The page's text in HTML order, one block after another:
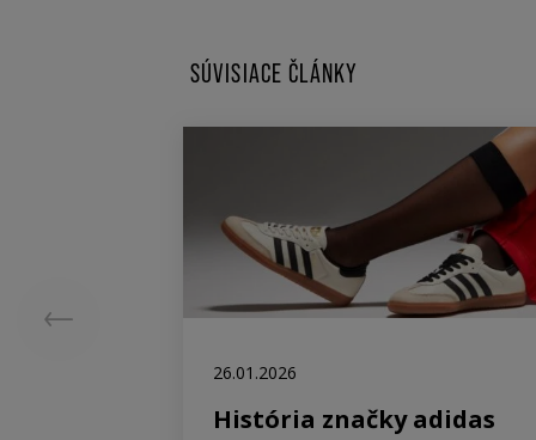
SÚVISIACE ČLÁNKY
26.01.2026
História značky adidas